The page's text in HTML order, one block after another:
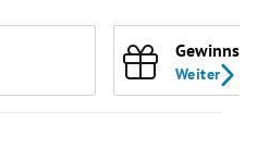
Weiter